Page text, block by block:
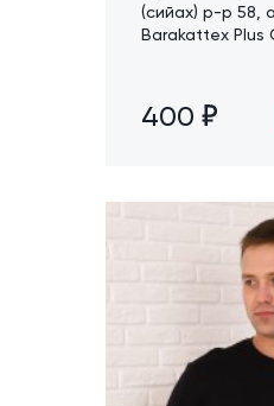
(сийах) р-р 58,
Barakattex Plus
400